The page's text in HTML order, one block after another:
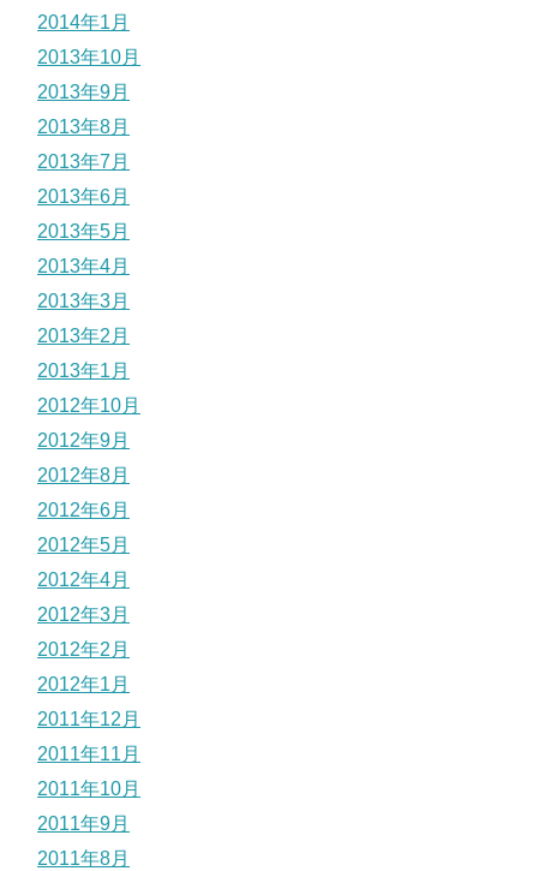
2014年1月
2013年10月
2013年9月
2013年8月
2013年7月
2013年6月
2013年5月
2013年4月
2013年3月
2013年2月
2013年1月
2012年10月
2012年9月
2012年8月
2012年6月
2012年5月
2012年4月
2012年3月
2012年2月
2012年1月
2011年12月
2011年11月
2011年10月
2011年9月
2011年8月